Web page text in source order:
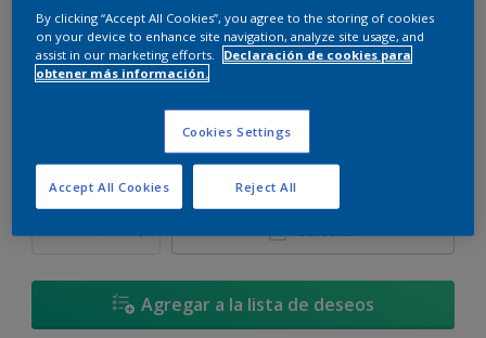
Cambiar de color
Cantidad Calculadora de pintura
Calcular
Agregar a la lista de deseos
By clicking “Accept All Cookies”, you agree to the storing of cookies
on your device to enhance site navigation, analyze site usage, and
assist in our marketing efforts.
Declaración de cookies para
obtener más información.
Cookies Settings
Reject All
Accept All Cookies